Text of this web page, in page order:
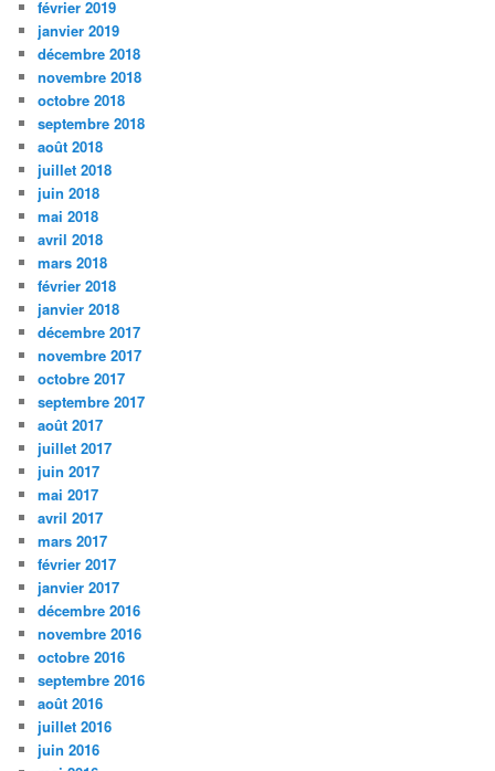
février 2019
janvier 2019
décembre 2018
novembre 2018
octobre 2018
septembre 2018
août 2018
juillet 2018
juin 2018
mai 2018
avril 2018
mars 2018
février 2018
janvier 2018
décembre 2017
novembre 2017
octobre 2017
septembre 2017
août 2017
juillet 2017
juin 2017
mai 2017
avril 2017
mars 2017
février 2017
janvier 2017
décembre 2016
novembre 2016
octobre 2016
septembre 2016
août 2016
juillet 2016
juin 2016